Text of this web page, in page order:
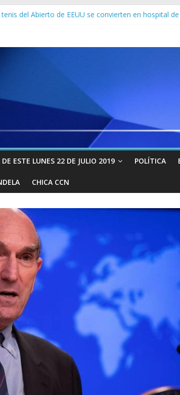
se compra un ático de 20 millones de dólares en
a conferencias digitales con el auge del
cree que la pandemia de Covid-19 es la peor crisis
ESTE LUNES 22 DE JULIO 2019 POLÍTICA
CHICA CCN